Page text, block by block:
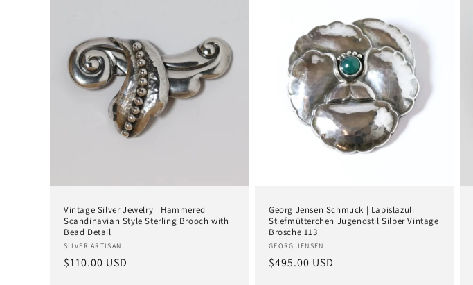
Vintage Silver Jewelry | Hammered
Scandinavian Style Sterling Brooch with
Bead Detail
Anbieter:
SILVER ARTISAN
Normaler
$110.00 USD
Georg Jensen Schmuck | Lapislazuli
Stiefmütterchen Jugendstil Silber Vintage
Brosche 113
Anbieter:
GEORG JENSEN
Normaler
$495.00 USD